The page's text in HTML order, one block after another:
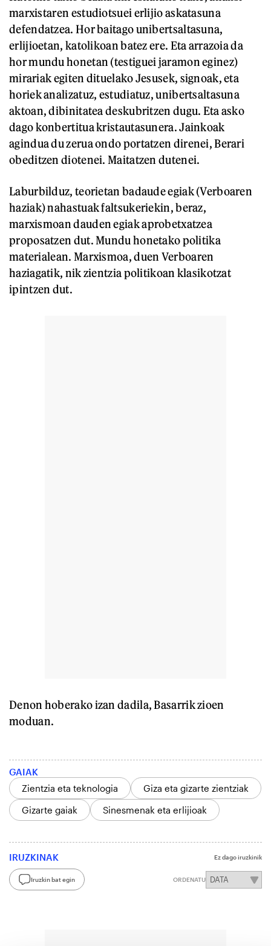
marxistaren estudiotsuei erlijio askatasuna
defendatzea. Hor baitago unibertsaltasuna,
erlijioetan, katolikoan batez ere. Eta arrazoia da
hor mundu honetan (testiguei jaramon eginez)
mirariak egiten dituelako Jesusek, signoak, eta
horiek analizatuz, estudiatuz, unibertsaltasuna
aktoan, dibinitatea deskubritzen dugu. Eta asko
dago konbertitua kristautasunera. Jainkoak
agindua du zerua ondo portatzen direnei, Berari
obeditzen diotenei. Maitatzen dutenei.
Laburbilduz, teorietan badaude egiak (Verboaren
haziak) nahastuak faltsukeriekin, beraz,
marxismoan dauden egiak aprobetxatzea
proposatzen dut. Mundu honetako politika
materialean. Marxismoa, duen Verboaren
haziagatik, nik zientzia politikoan klasikotzat
ipintzen dut.
Denon hoberako izan dadila, Basarrik zioen
moduan.
GAIAK
Zientzia eta teknologia
Giza eta gizarte zientziak
Gizarte gaiak
Sinesmenak eta erlijioak
IRUZKINAK Ez dago iruzkinik
Iruzkin bat egin ORDENATU